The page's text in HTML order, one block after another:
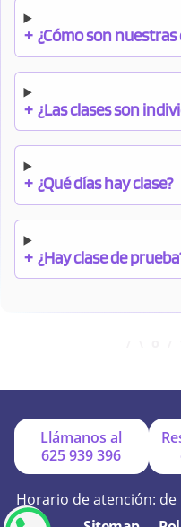
+ ¿Cómo son nuestras
+ ¿Las clases son
+ ¿Qué días hay clase?
+ ¿Hay clase de
+ ¿Por qué online?
Llámanos al
625 939 396
Horario de atención: de